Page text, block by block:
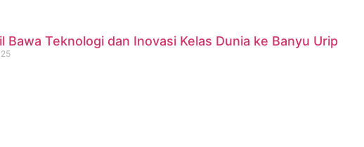
Bawa Teknologi dan Inovasi Kelas Dunia ke Banyu Urip